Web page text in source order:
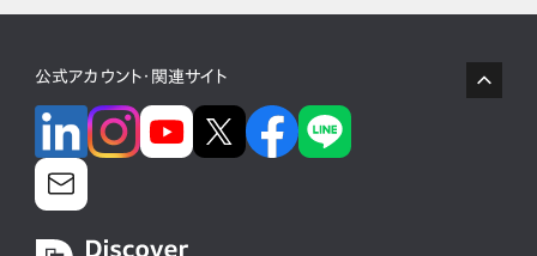
公式アカウント・関連サイト